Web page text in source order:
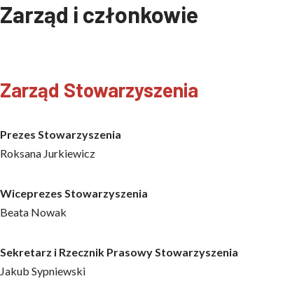
Zarząd i członkowie
Zarząd Stowarzyszenia
Prezes Stowarzyszenia
Roksana Jurkiewicz
Wiceprezes Stowarzyszenia
Beata Nowak
Sekretarz i Rzecznik Prasowy Stowarzyszenia
Jakub Sypniewski